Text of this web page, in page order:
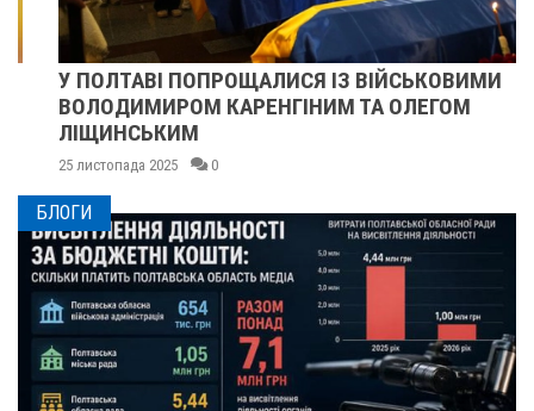
У ПОЛТАВІ ПОПРОЩАЛИСЯ ІЗ ВІЙСЬКОВИМИ
ВОЛОДИМИРОМ КАРЕНГІНИМ ТА ОЛЕГОМ
ЛІЩИНСЬКИМ
25 листопада 2025 0
БЛОГИ